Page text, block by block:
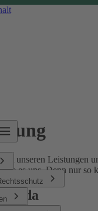
unseren Leistungen
Sie es uns. Denn nur so
da